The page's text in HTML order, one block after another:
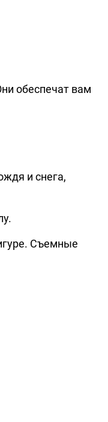
обеспечат вам
и снега,
Съемные